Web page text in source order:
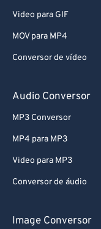
Video para GIF
MOV para MP4
Conversor de vídeo
Audio Conversor
MP3 Conversor
MP4 para MP3
Video para MP3
Conversor de áudio
Image Conversor